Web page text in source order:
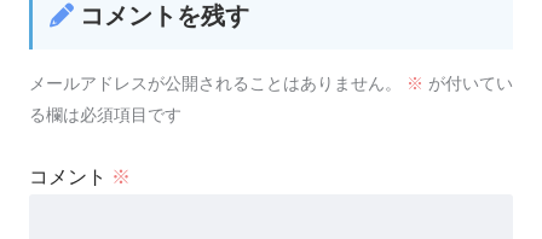
コメントを残す
メールアドレスが公開されることはありません。 ※ が付いてい
る欄は必須項目です
コメント ※